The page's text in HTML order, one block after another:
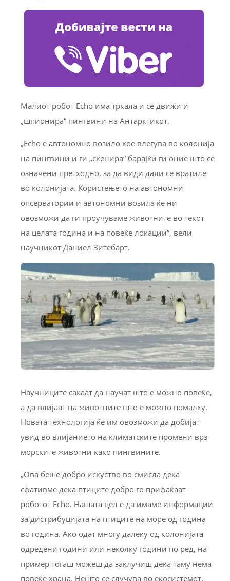
Малиот робот Echo има тркала и се движи и
„шпионира“ пингвини на Антарктикот.
„Echo е автономно возило кое влегува во колонија
на пингвини и ги „скенира“ барајќи ги оние што се
означени претходно, за да види дали се вратиле
во колонијата. Користењето на автономни
опсерватории и автономни возила ќе ни
овозможи да ги проучуваме животните во текот
на целата година и на повеќе локации“, вели
научникот Даниел Зитебарт.
Научниците сакаат да научат што е можно повеќе,
а да влијаат на животните што е можно помалку.
Новата технологија ќе им овозможи да добијат
увид во влијанието на климатските промени врз
морските животни како пингвините.
„Ова беше добро искуство во смисла дека
сфативме дека птиците добро гo прифаќаат
роботот Echo. Нашата цел е да имаме информации
за дистрибуцијата на птиците на море од година
во година. Ако одат многу далеку од колонијата
одредени години или неколку години по ред, на
пример тогаш можеш да заклучиш дека таму нема
повеќе храна. Нешто се случува во екосистемот.